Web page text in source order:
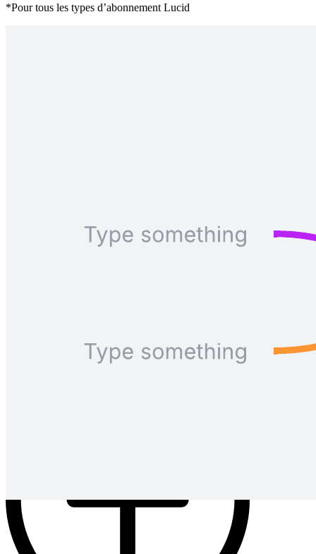
*Pour tous les types d’abonnement Lucid